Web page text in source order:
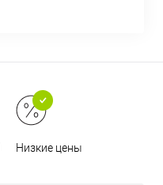
Низкие цены